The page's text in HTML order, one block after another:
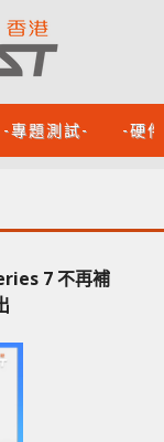
-專題測試- -硬
7 不再補